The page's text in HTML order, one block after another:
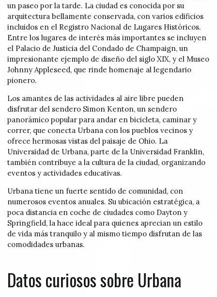
un paseo por la tarde. La ciudad es conocida por su
arquitectura bellamente conservada, con varios edificios
incluidos en el Registro Nacional de Lugares Históricos.
Entre los lugares de interés más importantes se incluyen
el Palacio de Justicia del Condado de Champaign, un
impresionante ejemplo de diseño del siglo XIX, y el Museo
Johnny Appleseed, que rinde homenaje al legendario
pionero.
Los amantes de las actividades al aire libre pueden
disfrutar del sendero Simon Kenton, un sendero
panorámico popular para andar en bicicleta, caminar y
correr, que conecta Urbana con los pueblos vecinos y
ofrece hermosas vistas del paisaje de Ohio. La
Universidad de Urbana, parte de la Universidad Franklin,
también contribuye a la cultura de la ciudad, organizando
eventos y actividades educativas.
Urbana tiene un fuerte sentido de comunidad, con
numerosos eventos anuales. Su ubicación estratégica, a
poca distancia en coche de ciudades como Dayton y
Springfield, la hace ideal para quienes aprecian un estilo
de vida más tranquilo y al mismo tiempo disfrutan de las
comodidades urbanas.
Datos curiosos sobre Urbana